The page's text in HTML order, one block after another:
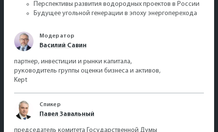
Перспективы развития водородных проектов в России
Будущее угольной генерации в эпоху энергоперехода
Модератор
Василий Савин
партнер, инвестиции и рынки капитала,
руководитель группы оценки бизнеса и активов,
Kept
Спикер
Павел Завальный
председатель комитета Государственной Думы